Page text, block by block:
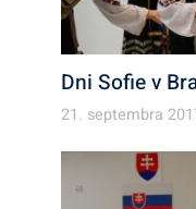
Dni Sofie v
21. septembra